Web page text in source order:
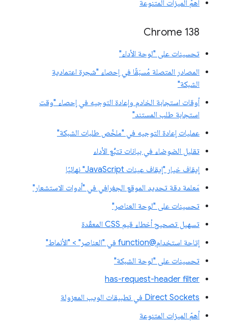
أهمّ الميزات المتنوعة
‫Chrome 138
تحسينات على "لوحة الأداء"
المصادر المتصلة مُسبَقًا في إحصاء "شجرة اعتمادية
الشبكة"
أوقات استجابة الخادم وإعادة التوجيه في إحصاء "وقت
استجابة طلب المستند"
عمليات إعادة التوجيه في "ملخّص طلبات الشبكة"
تقليل الضوضاء في بيانات تتبُّع الأداء
إيقاف خيار "إيقاف عينات JavaScript" نهائيًا
مَعلمة دقة تحديد الموقع الجغرافي في "أدوات الاستشعار"
تحسينات على "لوحة العناصر"
تسهيل تصحيح أخطاء قيم CSS المعقّدة
إتاحة استخدام@function في "العناصر" > "الأنماط"
تحسينات على "لوحة الشبكة"
has-request-header filter
Direct Sockets في تطبيقات الويب المعزولة
أهمّ الميزات المتنوعة